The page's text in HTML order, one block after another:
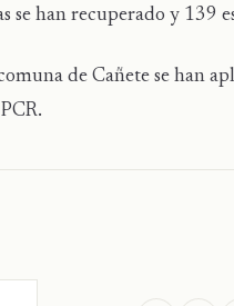
se han recuperado y 139
de Cañete se han